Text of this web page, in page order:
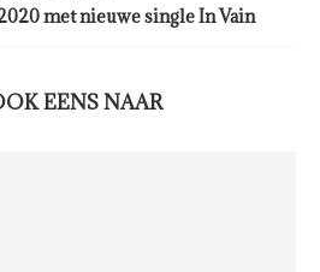
met nieuwe single In Vain
EENS NAAR